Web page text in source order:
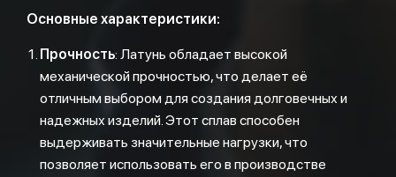
Основные характеристики:
Прочность: Латунь обладает высокой
механической прочностью, что делает её
отличным выбором для создания долговечных и
надежных изделий. Этот сплав способен
выдерживать значительные нагрузки, что
позволяет использовать его в производстве